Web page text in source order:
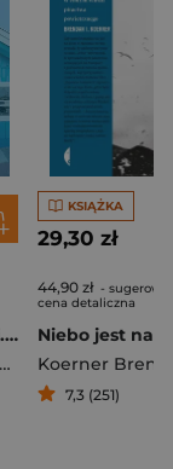
Skandynawski raj. O ludziach prawie idealnych
KSIĄŻKA
29,30 zł
44,90 zł -
cena detaliczna
Koerner
7,3 (251)